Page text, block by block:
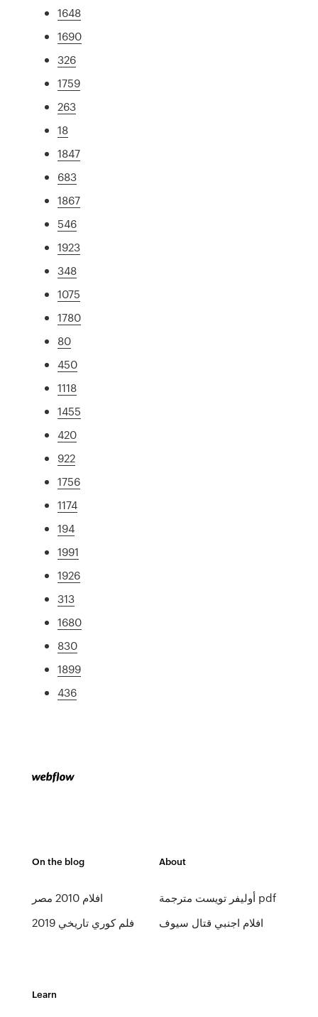
1648
1690
326
1759
263
18
1847
683
1867
546
1923
348
1075
1780
80
450
1118
1455
420
922
1756
1174
194
1991
1926
313
1680
830
1899
436
On the blog
افلام 2010 مصر
فلم كوري تاريخي 2019
About
أوليفر تويست مترجمة pdf
افلام اجنبي قتال سيوف
Learn